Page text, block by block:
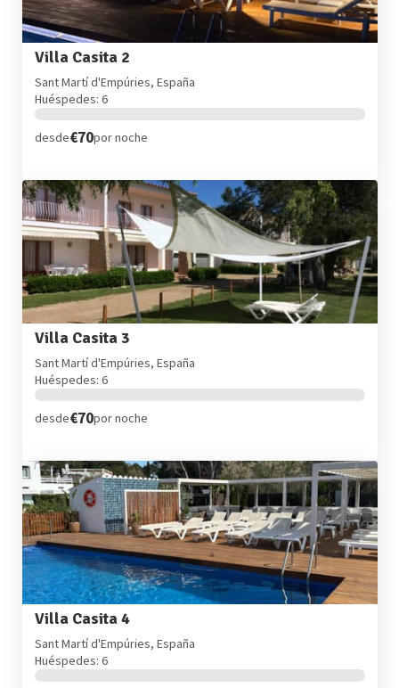
Villa Casita 2
Sant Martí d'Empúries, España
Huéspedes: 6
desde€70por noche
Villa Casita 3
Sant Martí d'Empúries, España
Huéspedes: 6
desde€70por noche
Villa Casita 4
Sant Martí d'Empúries, España
Huéspedes: 6